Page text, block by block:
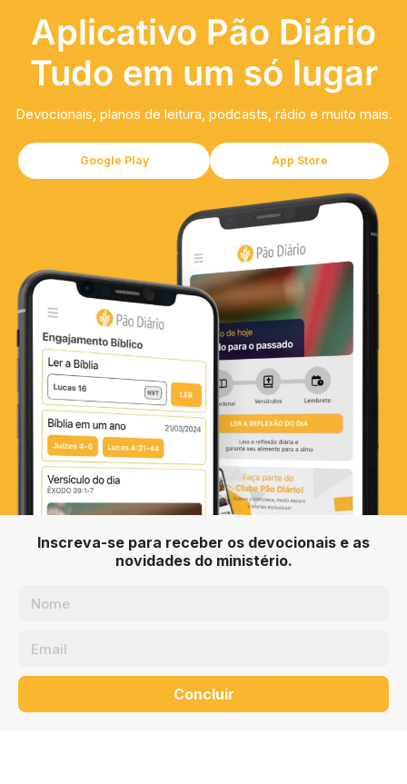
Aplicativo Pão Diário
Tudo em um só lugar
Devocionais, planos de leitura, podcasts, rádio e muito mais.
Google Play App Store
Inscreva-se para receber os devocionais e as
novidades do ministério.
Concluir